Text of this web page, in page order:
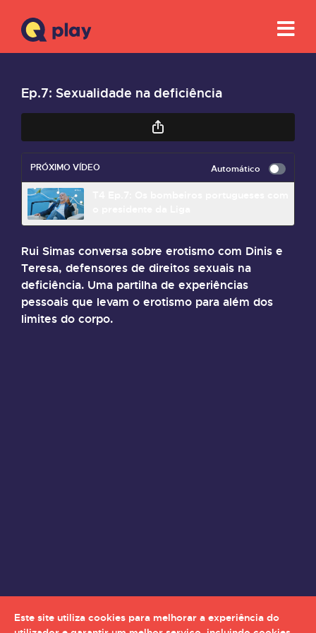
Ep.7: Sexualidade na deficiência
PRÓXIMO VÍDEO Automático
Rui Simas conversa sobre erotismo com Dinis e
Teresa, defensores de direitos sexuais na
deficiência. Uma partilha de experiências
pessoais que levam o erotismo para além dos
limites do corpo.
Este site utiliza cookies para melhorar a experiência do